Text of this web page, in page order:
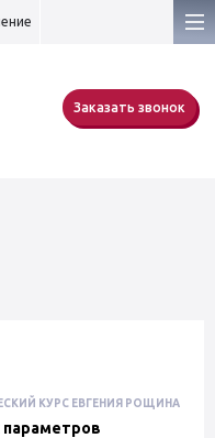
Заказать звонок
КУРС ЕВГЕНИЯ РОЩИНА